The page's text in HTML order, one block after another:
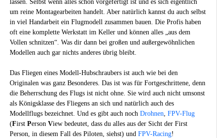
lassen. Selbst wenn alles schon vorgefertigt ist und es sich eigentlich
um reine Montagearbeiten handelt. Aber natürlich kannst du auch selbst
in viel Handarbeit ein Flugmodell zusammen bauen. Die Profis haben
oft eine komplette Werkstatt im Keller und können alles „aus dem
Vollen schnitzen“. Was dir dann bei großen und außergewöhnlichen
Modellen auch gar nichts anderes übrig bleibt.
Das Fliegen eines Modell-Hubschraubers ist auch wie bei den
Originalen was ganz Besonderes. Das ist was für Fortgeschrittene, denn
die Beherrschung des Flugs ist nicht ohne. Sie wird auch nicht umsonst
als Königsklasse des Fliegens an sich und natürlich auch des
Modellflugs bezeichnet. Und es gibt auch noch Drohnen FPV-Flug
(First Person View bedeutet, dass du alles aus der Sicht der First
Person, in diesem Fall des Piloten, siehst) und FPV-Racing!